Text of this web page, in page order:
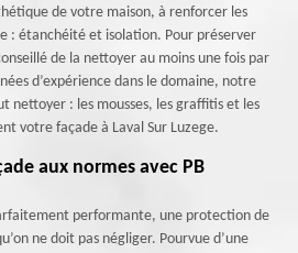
de votre maison, à renforcer les
: étanchéité et isolation. Pour préserver
de la nettoyer au moins une fois par
d’expérience dans le domaine, notre
nettoyer : les mousses, les graffitis et les
votre façade à Laval Sur Luzege.
aux normes avec PB
performante, une protection de
ne doit pas négliger. Pourvue d’une